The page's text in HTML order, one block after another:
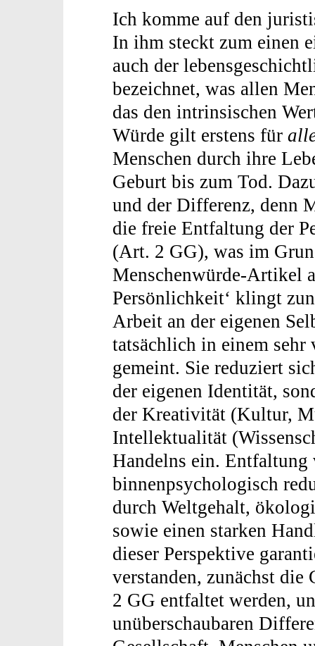
Ich komme auf den
In ihm steckt zum einen
auch der
bezeichnet, was allen
das den intrinsischen
Würde gilt erstens für
Menschen durch ihre
Geburt bis zum Tod.
und der Differenz, denn
die freie Entfaltung der
(Art. 2 GG), was im
Menschenwürde-Artikel
Persönlichkeit‘ klingt
Arbeit an der eigenen
tatsächlich in einem sehr
gemeint. Sie reduziert
der eigenen Identität,
der Kreativität (Kultur,
Intellektualität
Handelns ein.
binnenpsychologisch
durch Weltgehalt,
sowie einen starken
dieser Perspektive
verstanden, zunächst
2 GG entfaltet werden,
unüberschaubaren